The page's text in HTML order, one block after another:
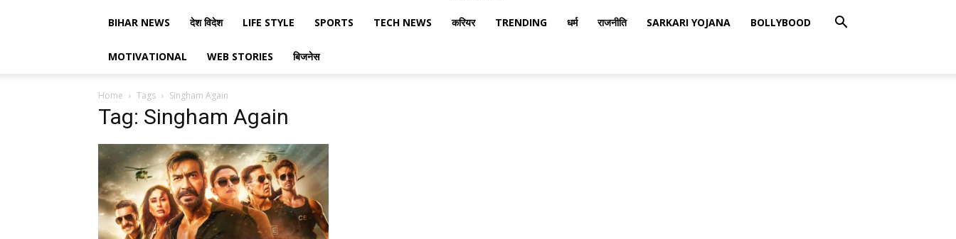
BIHAR NEWS देश विदेश LIFE STYLE SPORTS TECH NEWS करियर TRENDING धर्म राजनीति SARKARI YOJANA BOLLYBOOD
MOTIVATIONAL WEB STORIES बिजनेस
Home Tags Singham Again
Tag: Singham Again